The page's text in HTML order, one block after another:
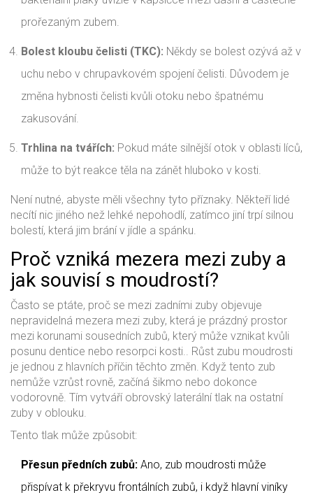
prořezaným zubem.
Bolest kloubu čelisti (TKC): Někdy se bolest ozývá až v
uchu nebo v chrupavkovém spojení čelisti. Důvodem je
změna hybnosti čelisti kvůli otoku nebo špatnému
zakusování.
Trhlina na tvářích: Pokud máte silnější otok v oblasti líců,
může to být reakce těla na zánět hluboko v kosti.
Není nutné, abyste měli všechny tyto příznaky. Někteří lidé
necítí nic jiného než lehké nepohodlí, zatímco jiní trpí silnou
bolestí, která jim brání v jídle a spánku.
Proč vzniká mezera mezi zuby a
jak souvisí s moudrostí?
Často se ptáte, proč se mezi zadními zuby objevuje
nepravidelná mezera mezi zuby, která je prázdný prostor
mezi korunami sousedních zubů, který může vznikat kvůli
posunu dentice nebo resorpci kosti.. Růst zubu moudrosti
je jednou z hlavních příčin těchto změn. Když tento zub
nemůže vzrůst rovně, začíná šikmo nebo dokonce
vodorovně. Tím vytváří obrovský laterální tlak na ostatní
zuby v oblouku.
Tento tlak může způsobit:
Přesun předních zubů: Ano, zub moudrosti může
přispívat k překryvu frontálních zubů, i když hlavní viníky